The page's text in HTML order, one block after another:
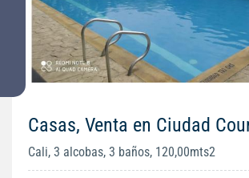
Casas, Venta en Ciudad
Cali, 3 alcobas, 3 baños, 120,00mts2